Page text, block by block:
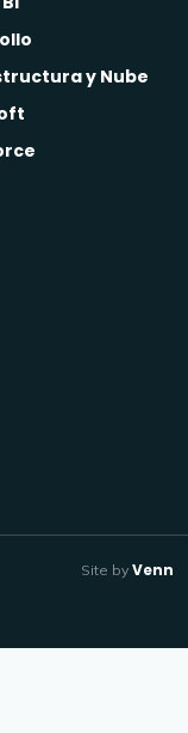
y Nube
Site by Venn